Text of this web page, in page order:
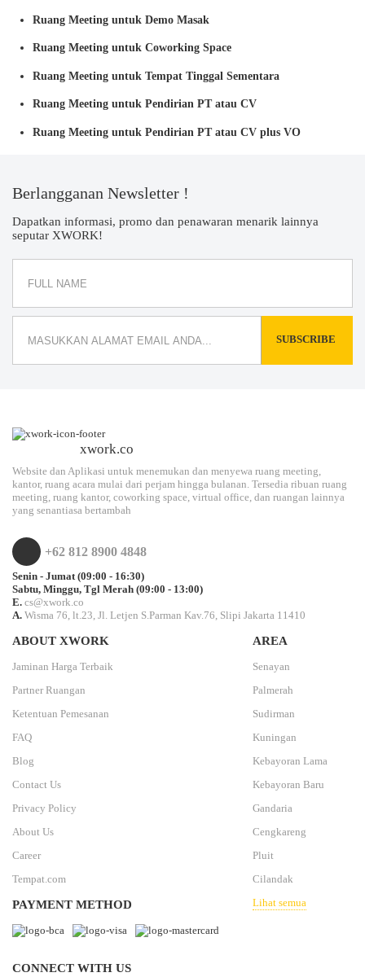
Ruang Meeting untuk Demo Masak
Ruang Meeting untuk Coworking Space
Ruang Meeting untuk Tempat Tinggal Sementara
Ruang Meeting untuk Pendirian PT atau CV
Ruang Meeting untuk Pendirian PT atau CV plus VO
Berlangganan Newsletter !
Dapatkan informasi, promo dan penawaran menarik lainnya
seputar XWORK!
SUBSCRIBE
xwork.co
Website dan Aplikasi untuk menemukan dan menyewa ruang meeting,
kantor, ruang acara mulai dari perjam hingga bulanan. Tersedia ribuan ruang
meeting, ruang kantor, coworking space, virtual office, dan ruangan lainnya
yang senantiasa bertambah
+62 812 8900 4848
Senin - Jumat (09:00 - 16:30)
Sabtu, Minggu, Tgl Merah (09:00 - 13:00)
E. cs@xwork.co
A. Wisma 76, lt.23, Jl. Letjen S.Parman Kav.76, Slipi Jakarta 11410
ABOUT XWORK
Jaminan Harga Terbaik
Partner Ruangan
Ketentuan Pemesanan
FAQ
Blog
Contact Us
Privacy Policy
About Us
Career
Tempat.com
PAYMENT METHOD
CONNECT WITH US
AREA
Senayan
Palmerah
Sudirman
Kuningan
Kebayoran Lama
Kebayoran Baru
Gandaria
Cengkareng
Pluit
Cilandak
Lihat semua